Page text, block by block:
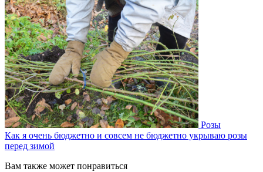
Розы
Как я очень бюджетно и совсем не бюджетно укрываю розы
перед зимой
Вам также может понравиться